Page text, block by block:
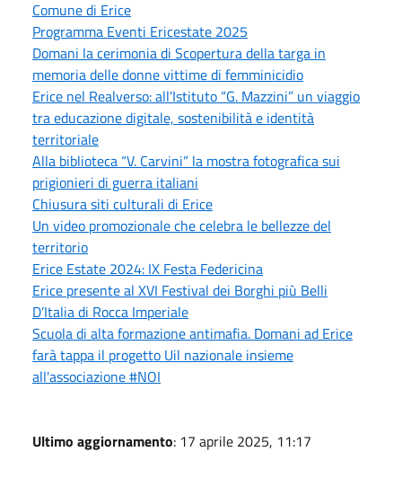
Comune di Erice
Programma Eventi Ericestate 2025
Domani la cerimonia di Scopertura della targa in
memoria delle donne vittime di femminicidio
Erice nel Realverso: all’Istituto “G. Mazzini” un viaggio
tra educazione digitale, sostenibilità e identità
territoriale
Alla biblioteca “V. Carvini” la mostra fotografica sui
prigionieri di guerra italiani
Chiusura siti culturali di Erice
Un video promozionale che celebra le bellezze del
territorio
Erice Estate 2024: IX Festa Federicina
Erice presente al XVI Festival dei Borghi più Belli
D’Italia di Rocca Imperiale
Scuola di alta formazione antimafia. Domani ad Erice
farà tappa il progetto Uil nazionale insieme
all'associazione #NOI
Ultimo aggiornamento: 17 aprile 2025, 11:17